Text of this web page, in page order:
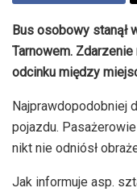
Bus osobowy stanął
Tarnowem.
odcinku między
Najprawdopodobniej
pojazdu.
nikt nie odniósł
Jak informuje asp.